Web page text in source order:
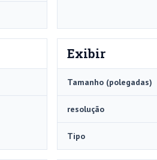
Exibir
Tamanho (polegadas)
resolução
Tipo